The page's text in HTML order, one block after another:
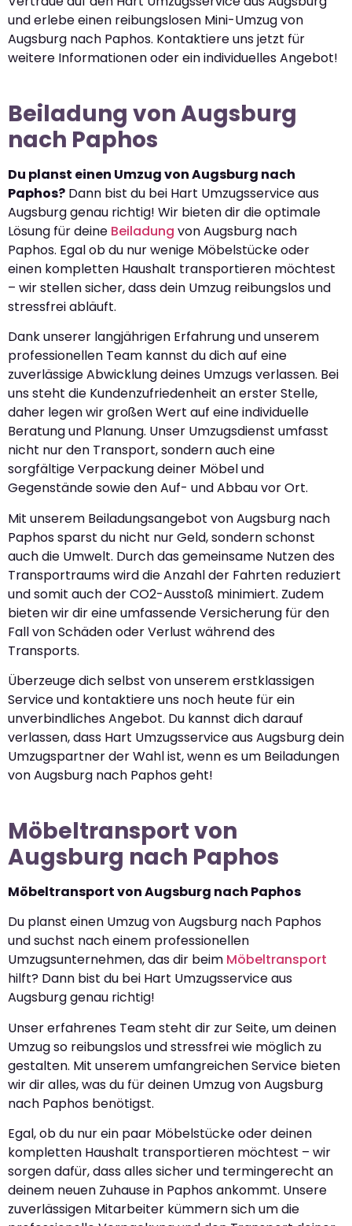
und erlebe einen reibungslosen Mini-Umzug von
Augsburg nach Paphos. Kontaktiere uns jetzt für
weitere Informationen oder ein individuelles Angebot!
Beiladung von Augsburg
nach Paphos
Du planst einen Umzug von Augsburg nach
Paphos? Dann bist du bei Hart Umzugsservice aus
Augsburg genau richtig! Wir bieten dir die optimale
Lösung für deine Beiladung von Augsburg nach
Paphos. Egal ob du nur wenige Möbelstücke oder
einen kompletten Haushalt transportieren möchtest
– wir stellen sicher, dass dein Umzug reibungslos und
stressfrei abläuft.
Dank unserer langjährigen Erfahrung und unserem
professionellen Team kannst du dich auf eine
zuverlässige Abwicklung deines Umzugs verlassen. Bei
uns steht die Kundenzufriedenheit an erster Stelle,
daher legen wir großen Wert auf eine individuelle
Beratung und Planung. Unser Umzugsdienst umfasst
nicht nur den Transport, sondern auch eine
sorgfältige Verpackung deiner Möbel und
Gegenstände sowie den Auf- und Abbau vor Ort.
Mit unserem Beiladungsangebot von Augsburg nach
Paphos sparst du nicht nur Geld, sondern schonst
auch die Umwelt. Durch das gemeinsame Nutzen des
Transportraums wird die Anzahl der Fahrten reduziert
und somit auch der CO2-Ausstoß minimiert. Zudem
bieten wir dir eine umfassende Versicherung für den
Fall von Schäden oder Verlust während des
Transports.
Überzeuge dich selbst von unserem erstklassigen
Service und kontaktiere uns noch heute für ein
unverbindliches Angebot. Du kannst dich darauf
verlassen, dass Hart Umzugsservice aus Augsburg dein
Umzugspartner der Wahl ist, wenn es um Beiladungen
von Augsburg nach Paphos geht!
Möbeltransport von
Augsburg nach Paphos
Möbeltransport von Augsburg nach Paphos
Du planst einen Umzug von Augsburg nach Paphos
und suchst nach einem professionellen
Umzugsunternehmen, das dir beim Möbeltransport
hilft? Dann bist du bei Hart Umzugsservice aus
Augsburg genau richtig!
Unser erfahrenes Team steht dir zur Seite, um deinen
Umzug so reibungslos und stressfrei wie möglich zu
gestalten. Mit unserem umfangreichen Service bieten
wir dir alles, was du für deinen Umzug von Augsburg
nach Paphos benötigst.
Egal, ob du nur ein paar Möbelstücke oder deinen
kompletten Haushalt transportieren möchtest – wir
sorgen dafür, dass alles sicher und termingerecht an
deinem neuen Zuhause in Paphos ankommt. Unsere
zuverlässigen Mitarbeiter kümmern sich um die